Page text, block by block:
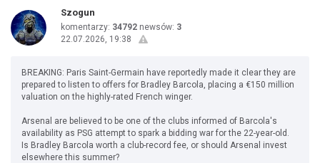
Szogun
komentarzy: 34792 newsów: 3
22.07.2026, 19:38
BREAKING: Paris Saint-Germain have reportedly made it clear they are
prepared to listen to offers for Bradley Barcola, placing a €150 million
valuation on the highly-rated French winger.
Arsenal are believed to be one of the clubs informed of Barcola's
availability as PSG attempt to spark a bidding war for the 22-year-old.
Is Bradley Barcola worth a club-record fee, or should Arsenal invest
elsewhere this summer?